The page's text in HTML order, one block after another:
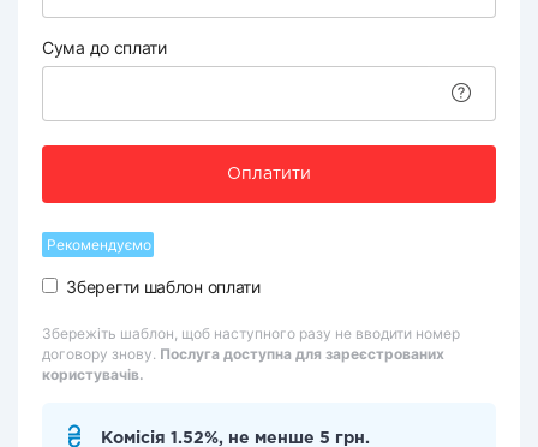
Сума до сплати
Оплатити
Рекомендуємо
Зберегти шаблон оплати
Збережіть шаблон, щоб наступного разу не вводити номер
договору знову. Послуга доступна для зареєстрованих
користувачів.
Комісія 1.52%, не менше 5 грн.